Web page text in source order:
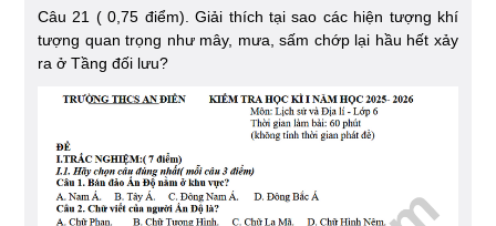
Câu 21 ( 0,75 điểm). Giải thích tại sao các hiện tượng khí
tượng quan trọng như mây, mưa, sấm chớp lại hầu hết xảy
ra ở Tầng đối lưu?